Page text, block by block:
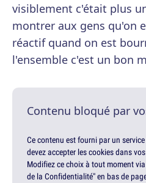
visiblement c'était plus
montrer aux gens qu'on
réactif quand on est
l'ensemble c'est un bon
Contenu bloqué par
Ce contenu est fourni par un
devez accepter les cookies dans
Modifiez ce choix à tout moment
de la Confidentialité" en bas de